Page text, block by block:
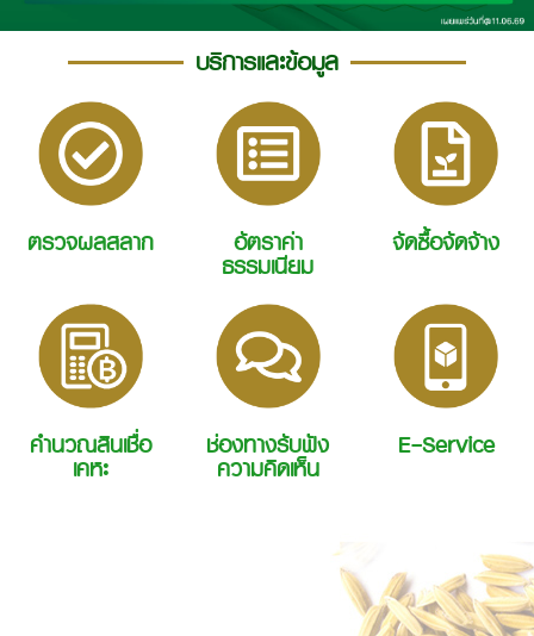
บริการและข้อมูล
ตรวจผลสลาก อัตราค่า
ธรรมเนียม
จัดซื้อจัดจ้าง
คำนวณสินเชื่อ
เคหะ
ช่องทางรับฟัง
ความคิดเห็น
E-Service